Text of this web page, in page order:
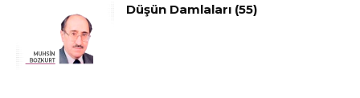
Düşün Damlaları (55)